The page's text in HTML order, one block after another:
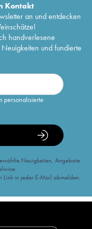
Kontakt
an und entdecken
handverlesene
und fundierte
personalisierte
Neuigkeiten, Angebote
Link in jeder E-Mail abmelden.